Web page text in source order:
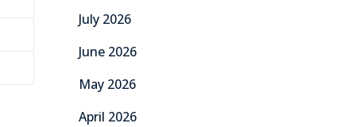
July 2026
June 2026
May 2026
April 2026